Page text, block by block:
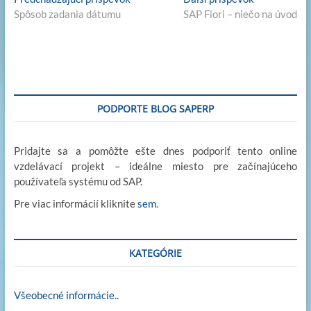
e b er d
y
v
Spôsob zadania dátumu
post:
SAP Fiori – niečo na úvod
PODPORTE BLOG SAPERP
Pridajte sa a pomôžte ešte dnes podporiť tento online
vzdelávací projekt – ideálne miesto pre začínajúceho
používateľa systému od SAP.
Pre viac informácií kliknitesem.
KATEGÓRIE
Všeobecné informácie..